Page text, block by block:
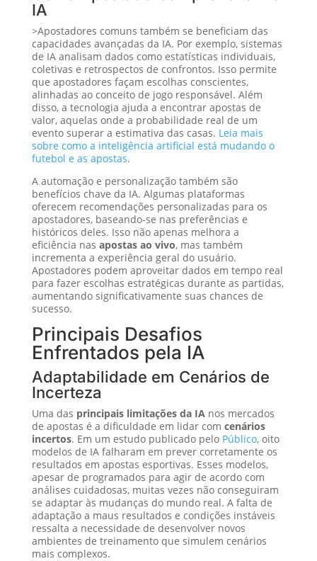
IA
>Apostadores comuns também se beneficiam das
capacidades avançadas da IA. Por exemplo, sistemas
de IA analisam dados como estatísticas individuais,
coletivas e retrospectos de confrontos. Isso permite
que apostadores façam escolhas conscientes,
alinhadas ao conceito de jogo responsável. Além
disso, a tecnologia ajuda a encontrar apostas de
valor, aquelas onde a probabilidade real de um
evento superar a estimativa das casas. Leia mais
sobre como a inteligência artificial está mudando o
futebol e as apostas.
A automação e personalização também são
benefícios chave da IA. Algumas plataformas
oferecem recomendações personalizadas para os
apostadores, baseando-se nas preferências e
históricos deles. Isso não apenas melhora a
eficiência nas apostas ao vivo, mas também
incrementa a experiência geral do usuário.
Apostadores podem aproveitar dados em tempo real
para fazer escolhas estratégicas durante as partidas,
aumentando significativamente suas chances de
sucesso.
Principais Desafios
Enfrentados pela IA
Adaptabilidade em Cenários de
Incerteza
Uma das principais limitações da IAnos mercados
de apostas é a dificuldade em lidar com cenários
incertos. Em um estudo publicado pelo Público, oito
modelos de IA falharam em prever corretamente os
resultados em apostas esportivas. Esses modelos,
apesar de programados para agir de acordo com
análises cuidadosas, muitas vezes não conseguiram
se adaptar às mudanças do mundo real. A falta de
adaptação a maus resultados e condições instáveis
ressalta a necessidade de desenvolver novos
ambientes de treinamento que simulem cenários
mais complexos.